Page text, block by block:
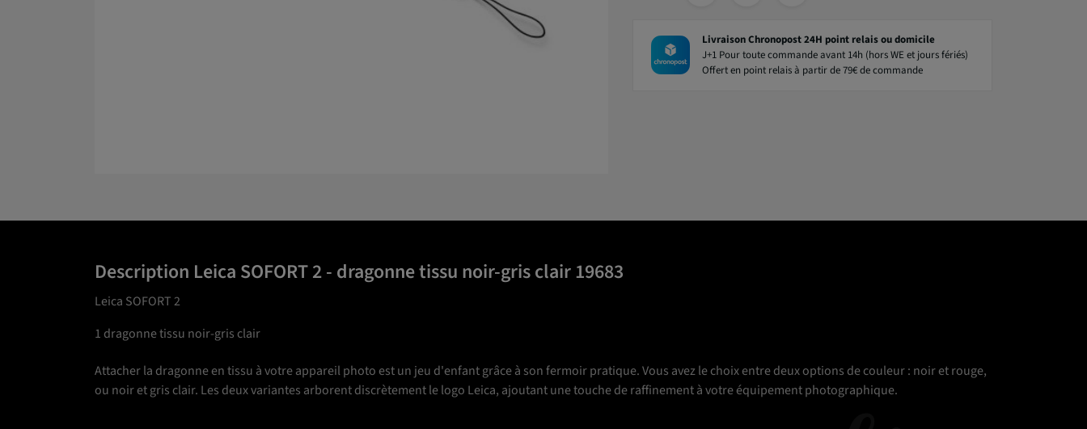
Livraison Chronopost 24H point relais ou domicile
J+1 Pour toute commande avant 14h (hors WE et jours fériés)
Offert en point relais à partir de 79€ de commande
Description Leica SOFORT 2 - dragonne tissu noir-gris clair 19683
Leica SOFORT 2
1 dragonne tissu noir-gris clair
Attacher la dragonne en tissu à votre appareil photo est un jeu d'enfant grâce à son fermoir pratique. Vous avez le choix entre deux options de couleur : noir et rouge,
ou noir et gris clair. Les deux variantes arborent discrètement le logo Leica, ajoutant une touche de raffinement à votre équipement photographique.